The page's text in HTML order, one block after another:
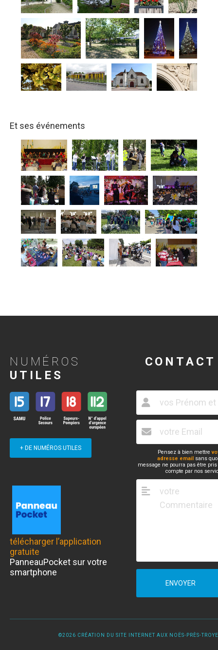
Et ses événements
NUMÉROS
UTILES
+ DE NUMÉROS UTILES
télécharger l’application
gratuite
PanneauPocket sur votre
smartphone
CONTACT
Pensez à bien mettre
adresse email sans
message ne pourra pas être
compte par nos
ENVOYER
©2026 CRÉATION DU SITE INTERNET AUX NOËS-PRÈS-